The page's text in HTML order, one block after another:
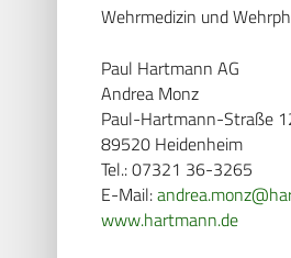
Wehrmedizin und
Paul Hartmann AG
Andrea Monz
Paul-Hartmann-Straße
89520 Heidenheim
Tel.: 07321 36-3265
E-Mail:
www.hartmann.de